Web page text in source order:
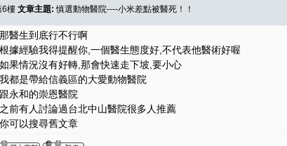
樓 文章主題: 慎選動物醫院----小米差點被醫死！！
那醫生到底行不行啊
根據經驗我得提醒你,一個醫生態度好,不代表他醫術好喔
如果情況沒有好轉,那會快速走下坡,要小心
我都是帶給信義區的大愛動物醫院
跟永和的崇恩醫院
之前有人討論過台北中山醫院很多人推薦
你可以搜尋舊文章